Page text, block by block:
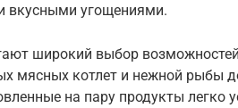
вкусными угощениями.
широкий выбор
мясных котлет и нежной рыбы
на пару продукты легко